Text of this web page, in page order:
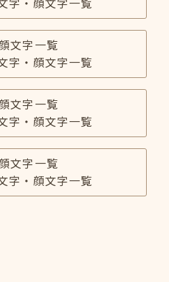
文字一覧
字・顔文字一覧
文字一覧
字・顔文字一覧
文字一覧
字・顔文字一覧